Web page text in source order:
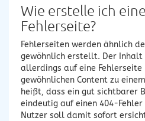
Wie erstelle ich
Fehlerseite?
Fehlerseiten werden ähnlich
gewöhnlich erstellt. Der Inhalt
allerdings auf eine Fehlerseite
gewöhnlichen Content zu
heißt, dass ein gut sichtbarer
eindeutig auf einen 404-
Nutzer soll damit sofort